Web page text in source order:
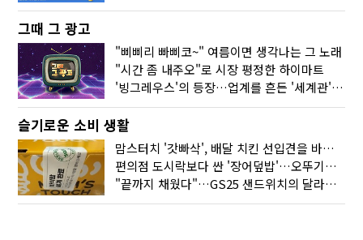
그때 그 광고
"삐삐리 빠삐코~" 여름이면 생각나는 그 노래
"시간 좀 내주오"로 시장 평정한 하이마트
'빙그레우스'의 등장…업계를 흔든 '세계관' 마케팅
슬기로운 소비 생활
맘스터치 '갓빠삭', 배달 치킨 선입견을 바꿨다
편의점 도시락보다 싼 '장어덮밥'…오뚜기가 해냈다
"끝까지 채웠다"…GS25 샌드위치의 달라진 '속'사정